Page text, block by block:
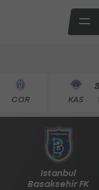
COR KAS
Istanbul
Basaksehir FK